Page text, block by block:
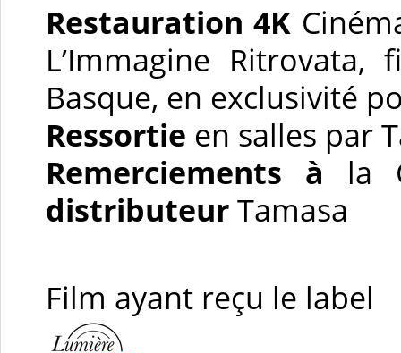
Restauration 4K
L’Immagine
Basque, en exclusivité
Ressortie en salles par
Remerciements à la
distributeurTamasa
Film ayant reçu le label